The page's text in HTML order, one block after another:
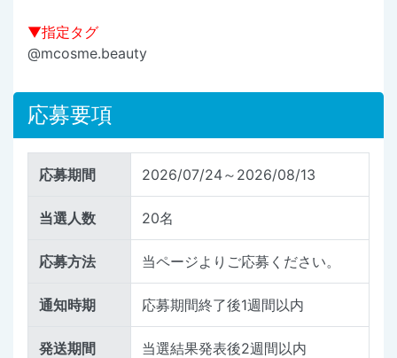
▼指定タグ
@mcosme.beauty
応募要項
応募期間 2026/07/24～2026/08/13
当選人数 20名
応募方法 当ページよりご応募ください。
通知時期 応募期間終了後1週間以内
発送期間 当選結果発表後2週間以内